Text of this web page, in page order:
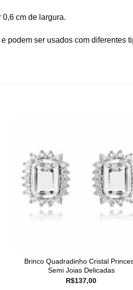
cm de largura.
podem ser usados com diferentes
Brinco Quadradinho Cristal
Semi Joias Delicadas
R$137,00